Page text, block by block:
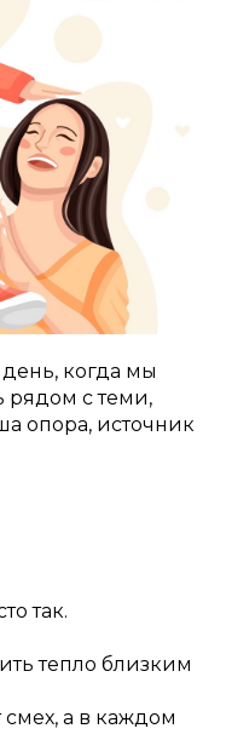
когда мы
рядом с теми,
опора, источник
так.
тепло близким
а в каждом